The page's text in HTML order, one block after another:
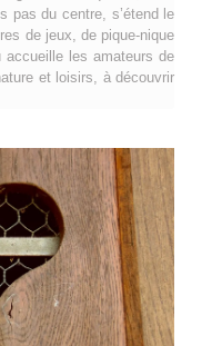
pas du centre, s’étend le
de jeux, de pique-nique
les amateurs de
et loisirs, à découvrir